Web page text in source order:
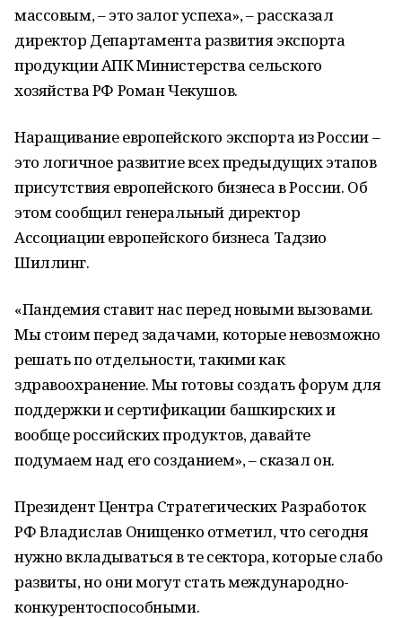
массовым, – это залог успеха», – рассказал
директор Департамента развития экспорта
продукции АПК Министерства сельского
хозяйства РФ Роман Чекушов.
Наращивание европейского экспорта из России –
это логичное развитие всех предыдущих этапов
присутствия европейского бизнеса в России. Об
этом сообщил генеральный директор
Ассоциации европейского бизнеса Тадзио
Шиллинг.
«Пандемия ставит нас перед новыми вызовами.
Мы стоим перед задачами, которые невозможно
решать по отдельности, такими как
здравоохранение. Мы готовы создать форум для
поддержки и сертификации башкирских и
вообще российских продуктов, давайте
подумаем над его созданием», – сказал он.
Президент Центра Стратегических Разработок
РФ Владислав Онищенко отметил, что сегодня
нужно вкладываться в те сектора, которые слабо
развиты, но они могут стать международно-
конкурентоспособными.